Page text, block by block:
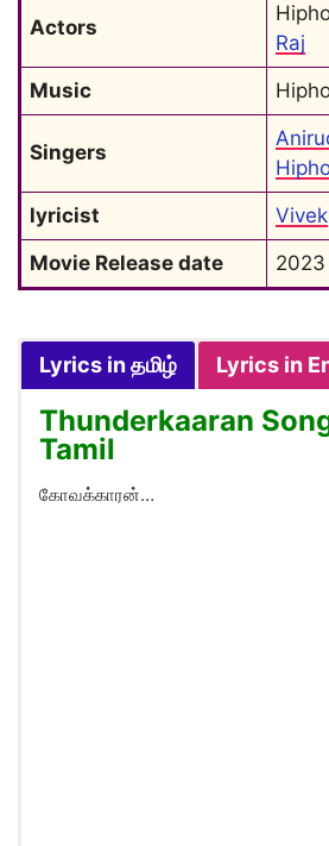
Actors
Raj
Music
Singers
lyricist
Vivek
Movie Release date
2023
Lyrics in தமிழ் Lyrics in
Thunderkaaran
Tamil
கோவக்காரன்…